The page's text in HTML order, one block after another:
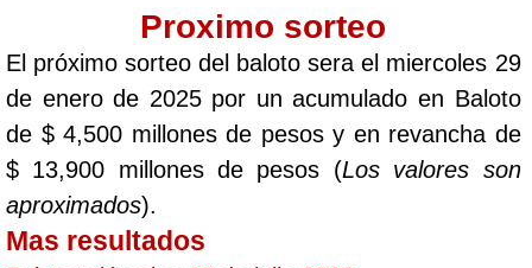
Proximo sorteo
El próximo sorteo del baloto sera el miercoles 29
de enero de 2025 por un acumulado en Baloto
de $ 4,500 millones de pesos y en revancha de
$ 13,900 millones de pesos (Los valores son
aproximados).
Mas resultados